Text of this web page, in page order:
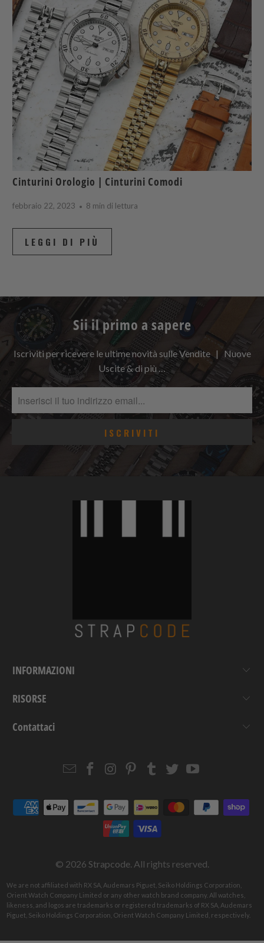
Cinturini Orologio | Cinturini Comodi
febbraio 22, 2023 8 min di lettura
LEGGI DI PIÙ
Sii il primo a sapere
Iscriviti per ricevere le ultime novità sulle Vendite | Nuove
Uscite & di più …
INFORMAZIONI
RISORSE
Contattaci
EmailStrapcode
Facebook
Strapcode
Instagram
Strapcode
Pinterest
Strapcode
Tumblr
Strapcode
TwitterYouTube
© 2026 Strapcode. All rights reserved.
We are not affiliated with RX SA, Audemars Piguet, Seiko Holdings Corporation,
Orient Watch Company Limited or any other watch brand company. All watches,
likeness, and logos are trademarks or registered trademarks of RX SA, Audemars
Piguet, Seiko Holdings Corporation, Orient Watch Company Limited, respectively.